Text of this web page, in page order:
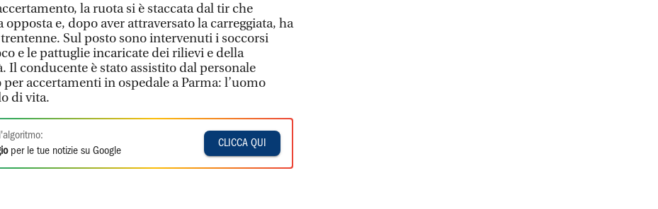
la ruota si è staccata dal tir che
opposta e, dopo aver attraversato la carreggiata, ha
Sul posto sono intervenuti i soccorsi
e le pattuglie incaricate dei rilievi e della
Il conducente è stato assistito dal personale
accertamenti in ospedale a Parma: l’uomo
di vita.
per le tue notizie su Google
CLICCA QUI